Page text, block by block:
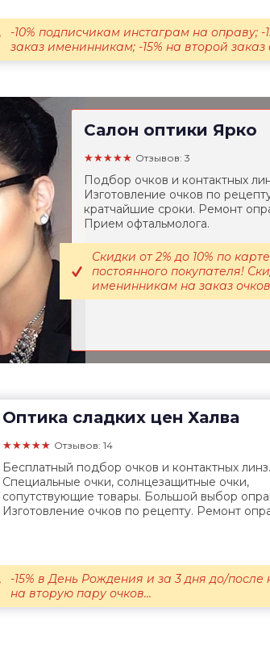
-10% подписчикам инстаграм на оправу; -
заказ именинникам; -15% на второй заказ
Салон оптики Ярко
★★★★★ Отзывов: 3
Подбор очков и контактных
Изготовление очков по
кратчайшие сроки. Ремонт
Прием офтальмолога.
Скидки от 2% до 10% по карте
постоянного покупателя!
именинникам на заказ
Оптика сладких цен Халва
★★★★★ Отзывов: 14
Бесплатный подбор очков и контактных линз.
Специальные очки, солнцезащитные очки,
сопутствующие товары. Большой выбор
Изготовление очков по рецепту. Ремонт
-15% в День Рождения и за 3 дня до/после
на вторую пару очков...